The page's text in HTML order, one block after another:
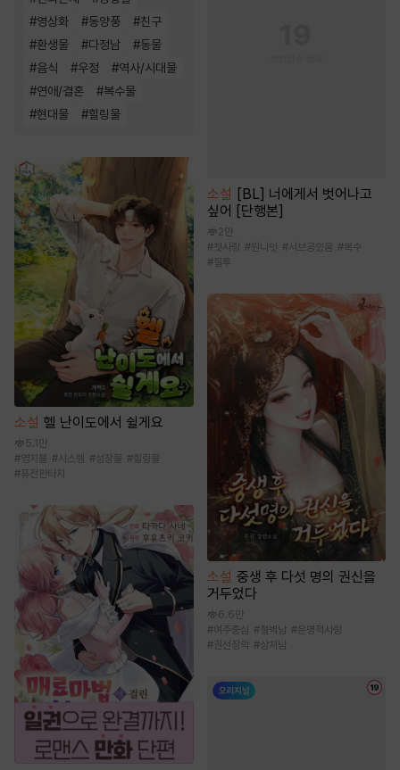
#영상화 #동양풍 #친구
#환생물 #다정남 #동물
#음식 #우정 #역사/시대물
#연애/결혼 #복수물
#현대물 #힐링물
소설 헬 난이도에서 쉴게요
5.1만
#영지물 #시스템 #성장물 # 힐링물
#퓨전판타지
소설 [BL] 너에게서 벗어나고
싶어 [단행본]
2만
#첫사랑 #원나잇 #서브공있음 #복수
#질투
소설 중생 후 다섯 명의 권신을
거두었다
6.6만
#여주중심 #철벽남 #운명적사랑
#권선징악 #상처남